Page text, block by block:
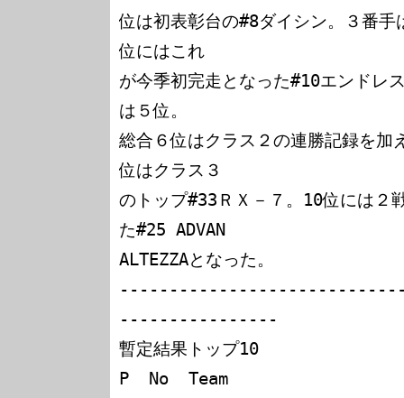
位は初表彰台の#8ダイシン。３番手
位にはこれ
が今季初完走となった#10エンドレ
は５位。
総合６位はクラス２の連勝記録を加
位はクラス３
のトップ#33ＲＸ－７。10位には２
た#25 ADVAN
ALTEZZAとなった。
----------------
暫定結果トップ10
P  No  Team